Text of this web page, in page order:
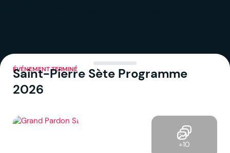
ÉVÉNEMENT TERMINÉ
Saint-Pierre Sète Programme
2026
+10